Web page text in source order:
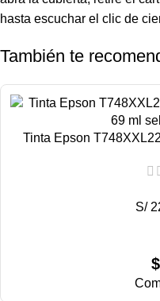
hasta escuchar el clic de
También te
Tinta Epson
$
S/